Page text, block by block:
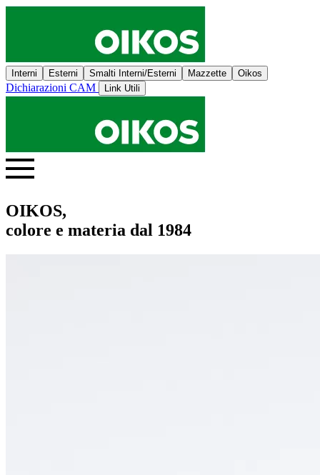
Interni Esterni Smalti Interni/Esterni Mazzette Oikos
Dichiarazioni CAM Link Utili
OIKOS,
colore e materia dal 1984